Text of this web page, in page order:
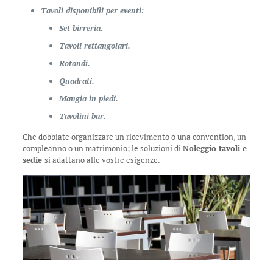
Tavoli disponibili per eventi:
Set birreria.
Tavoli rettangolari.
Rotondi.
Quadrati.
Mangia in piedi.
Tavolini bar.
Che dobbiate organizzare un ricevimento o una convention, un
compleanno o un matrimonio; le soluzioni di Noleggio tavoli e
sedie si adattano alle vostre esigenze.